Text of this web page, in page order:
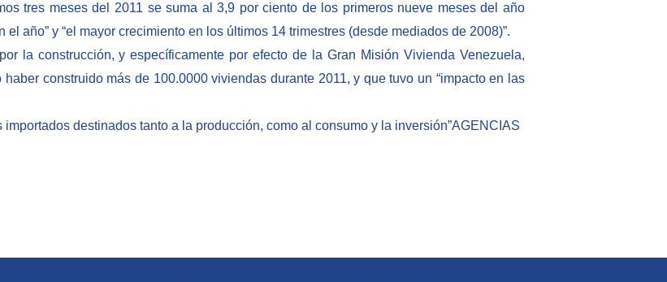
tres meses del 2011 se suma al 3,9 por ciento de los primeros nueve meses del año
año” y “el mayor crecimiento en los últimos 14 trimestres (desde mediados de 2008)”.
la construcción, y específicamente por efecto de la Gran Misión Vivienda Venezuela,
construido más de 100.0000 viviendas durante 2011, y que tuvo un “impacto en las
destinados tanto a la producción, como al consumo y la inversión”AGENCIAS